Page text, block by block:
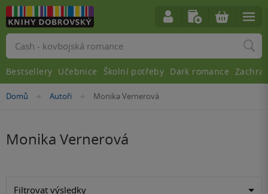
Nacházíte
Domů »Autoři »
Monika Vernerová
Monika Vernerová
Filtrovat výsledky
Vyhledávání
Bestsellery Učebnice Školní potřeby Dark romance